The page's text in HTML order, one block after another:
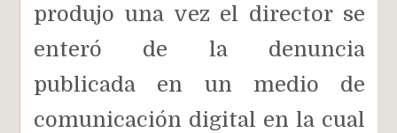
produjo una vez el director se
enteró de la denuncia
publicada en un medio de
comunicación digital en la cual